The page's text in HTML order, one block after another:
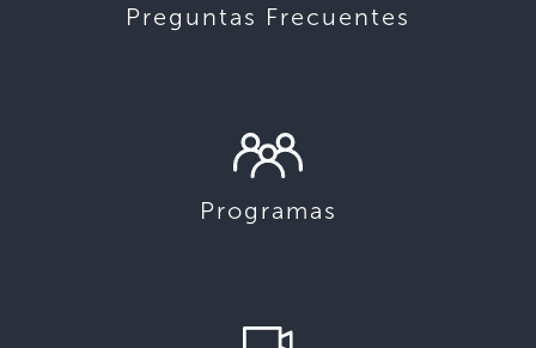
Preguntas Frecuentes
Programas